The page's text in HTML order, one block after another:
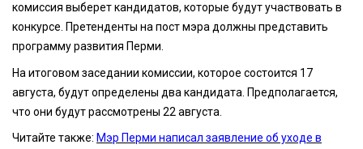
комиссия выберет кандидатов, которые будут участвовать в
конкурсе. Претенденты на пост мэра должны представить
программу развития Перми.
На итоговом заседании комиссии, которое состоится 17
августа, будут определены два кандидата. Предполагается,
что они будут рассмотрены 22 августа.
Читайте также: Мэр Перми написал заявление об уходе в